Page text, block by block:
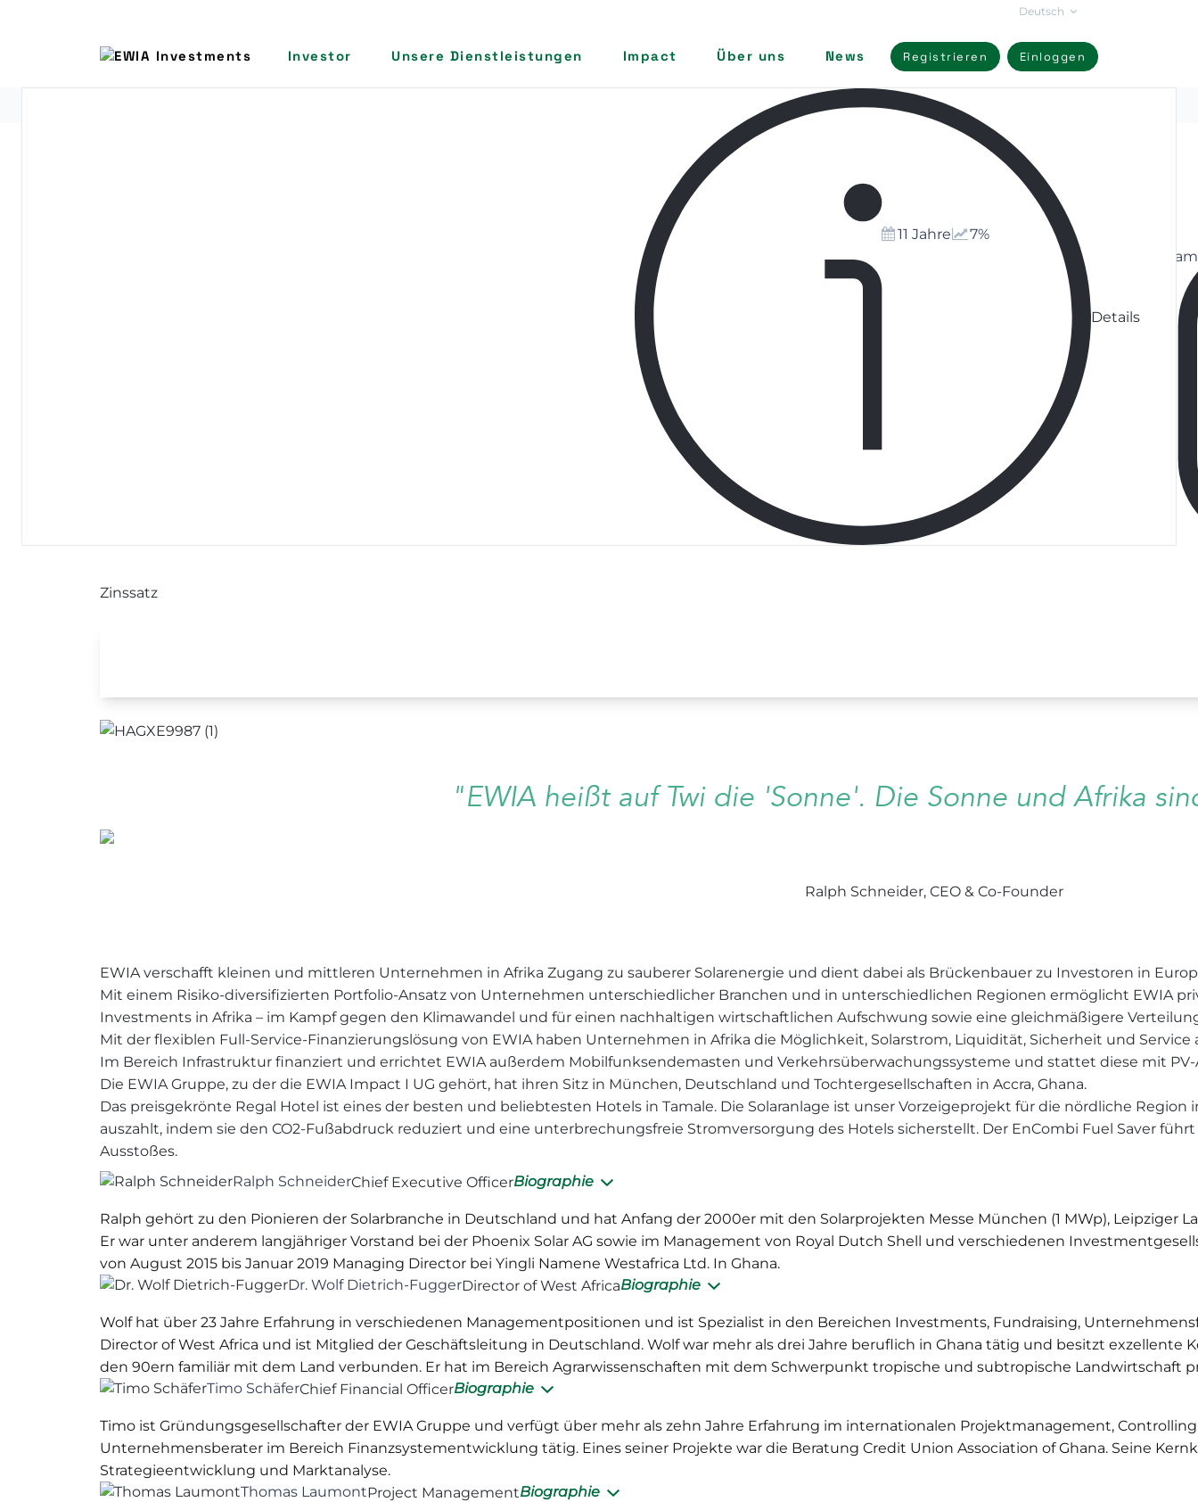
Deutsch
Investor Unsere Dienstleistungen Impact Über uns News Registrieren Einloggen
Details
Solaranlage für das Regal Hotel
11 Jahre
7%
Boutique-Hotel produziert seinen eigenen Strom auf dem Hoteldach, in
Zinssatz
"EWIA heißt auf Twi die 'Sonne'. Die Sonne und Afrika
Ralph Schneider, CEO & Co-Founder
EWIA verschafft kleinen und mittleren Unternehmen in Afrika Zugang zu sauberer Solarenergie und dient dabei als Brückenbauer zu Investoren in
Mit einem Risiko-diversifizierten Portfolio-Ansatz von Unternehmen unterschiedlicher Branchen und in unterschiedlichen Regionen ermöglicht EWIA
Investments in Afrika – im Kampf gegen den Klimawandel und für einen nachhaltigen wirtschaftlichen Aufschwung sowie eine gleichmäßigere
Mit der flexiblen Full-Service-Finanzierungslösung von EWIA haben Unternehmen in Afrika die Möglichkeit, Solarstrom, Liquidität, Sicherheit und Service
Im Bereich Infrastruktur finanziert und errichtet EWIA außerdem Mobilfunksendemasten und Verkehrsüberwachungssysteme und stattet diese mit PV-
Die EWIA Gruppe, zu der die EWIA Impact I UG gehört, hat ihren Sitz in München, Deutschland und Tochtergesellschaften in Accra, Ghana.
Das preisgekrönte Regal Hotel ist eines der besten und beliebtesten Hotels in Tamale. Die Solaranlage ist unser Vorzeigeprojekt für die nördliche Region
auszahlt, indem sie den CO2-Fußabdruck reduziert und eine unterbrechungsfreie Stromversorgung des Hotels sicherstellt. Der EnCombi Fuel Saver
Ausstoßes.
Ralph SchneiderChief Executive OfficerBiographie
Ralph gehört zu den Pionieren der Solarbranche in Deutschland und hat Anfang der 2000er mit den Solarprojekten Messe München (1 MWp), Leipziger
Er war unter anderem langjähriger Vorstand bei der Phoenix Solar AG sowie im Management von Royal Dutch Shell und verschiedenen
von August 2015 bis Januar 2019 Managing Director bei Yingli Namene Westafrica Ltd. In Ghana.
Dr. Wolf Dietrich-FuggerDirector of West AfricaBiographie
Wolf hat über 23 Jahre Erfahrung in verschiedenen Managementpositionen und ist Spezialist in den Bereichen Investments, Fundraising,
Director of West Africa und ist Mitglied der Geschäftsleitung in Deutschland. Wolf war mehr als drei Jahre beruflich in Ghana tätig und besitzt
den 90ern familiär mit dem Land verbunden. Er hat im Bereich Agrarwissenschaften mit dem Schwerpunkt tropische und subtropische Landwirtschaft
Timo SchäferChief Financial OfficerBiographie
Timo ist Gründungsgesellschafter der EWIA Gruppe und verfügt über mehr als zehn Jahre Erfahrung im internationalen Projektmanagement,
Unternehmensberater im Bereich Finanzsystementwicklung tätig. Eines seiner Projekte war die Beratung Credit Union Association of Ghana. Seine
Strategieentwicklung und Marktanalyse.
Thomas LaumontProject ManagementBiographie